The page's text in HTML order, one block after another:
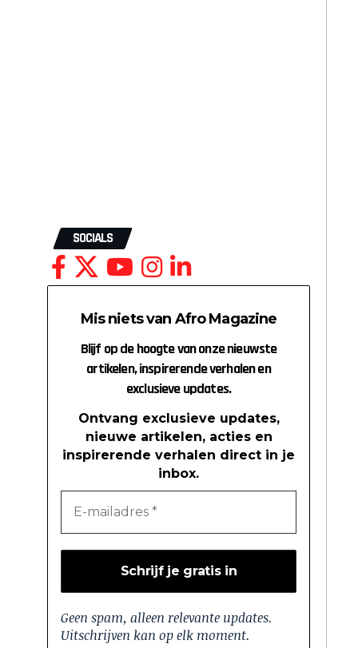
SOCIALS
Mis niets van Afro Magazine
Blijf op de hoogte van onze nieuwste
artikelen, inspirerende verhalen en
exclusieve updates.
Ontvang exclusieve updates,
nieuwe artikelen, acties en
inspirerende verhalen direct in je
inbox.
Geen spam, alleen relevante updates.
Uitschrijven kan op elk moment.